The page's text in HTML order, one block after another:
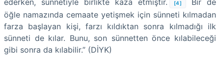
[4]
öğle namazında cemaate yetişmek için sünneti kılmadan
farza başlayan kişi, farzı kıldıktan sonra kılmadığı ilk
sünneti de kılar. Bunu, son sünnetten önce kılabileceği
gibi sonra da kılabilir.” (DİYK)